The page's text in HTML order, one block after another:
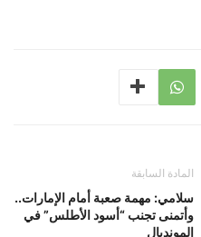
المادة السابقة
سلامي: مهمة صعبة أمام الإمارات..
وأتمنى تجنب “أسود الأطلس” في
المونديال